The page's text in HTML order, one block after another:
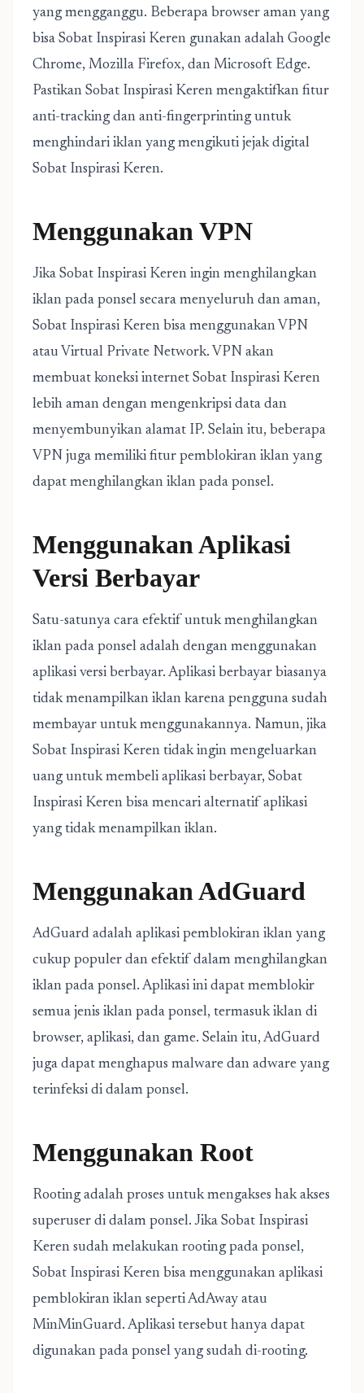
yang mengganggu. Beberapa browser aman yang
bisa Sobat Inspirasi Keren gunakan adalah Google
Chrome, Mozilla Firefox, dan Microsoft Edge.
Pastikan Sobat Inspirasi Keren mengaktifkan fitur
anti-tracking dan anti-fingerprinting untuk
menghindari iklan yang mengikuti jejak digital
Sobat Inspirasi Keren.
Menggunakan VPN
Jika Sobat Inspirasi Keren ingin menghilangkan
iklan pada ponsel secara menyeluruh dan aman,
Sobat Inspirasi Keren bisa menggunakan VPN
atau Virtual Private Network. VPN akan
membuat koneksi internet Sobat Inspirasi Keren
lebih aman dengan mengenkripsi data dan
menyembunyikan alamat IP. Selain itu, beberapa
VPN juga memiliki fitur pemblokiran iklan yang
dapat menghilangkan iklan pada ponsel.
Menggunakan Aplikasi
Versi Berbayar
Satu-satunya cara efektif untuk menghilangkan
iklan pada ponsel adalah dengan menggunakan
aplikasi versi berbayar. Aplikasi berbayar biasanya
tidak menampilkan iklan karena pengguna sudah
membayar untuk menggunakannya. Namun, jika
Sobat Inspirasi Keren tidak ingin mengeluarkan
uang untuk membeli aplikasi berbayar, Sobat
Inspirasi Keren bisa mencari alternatif aplikasi
yang tidak menampilkan iklan.
Menggunakan AdGuard
AdGuard adalah aplikasi pemblokiran iklan yang
cukup populer dan efektif dalam menghilangkan
iklan pada ponsel. Aplikasi ini dapat memblokir
semua jenis iklan pada ponsel, termasuk iklan di
browser, aplikasi, dan game. Selain itu, AdGuard
juga dapat menghapus malware dan adware yang
terinfeksi di dalam ponsel.
Menggunakan Root
Rooting adalah proses untuk mengakses hak akses
superuser di dalam ponsel. Jika Sobat Inspirasi
Keren sudah melakukan rooting pada ponsel,
Sobat Inspirasi Keren bisa menggunakan aplikasi
pemblokiran iklan seperti AdAway atau
MinMinGuard. Aplikasi tersebut hanya dapat
digunakan pada ponsel yang sudah di-rooting.